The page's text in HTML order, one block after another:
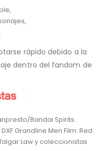
rápido debido a la
dentro del fandom de
Bandai Spirits.
Grandline Men Film: Red.
Law y coleccionistas